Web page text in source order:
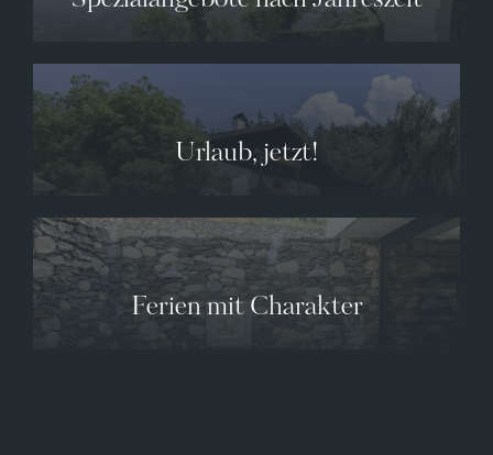
Urlaub, jetzt!
Ferien mit Charakter